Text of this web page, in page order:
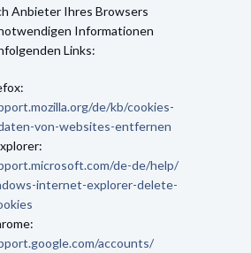
Anbieter Ihres Browsers
Informationen
Links:
de/kb/cookies-
von-websites-entfernen
de-de/help/
internet-explorer-delete-
accounts/